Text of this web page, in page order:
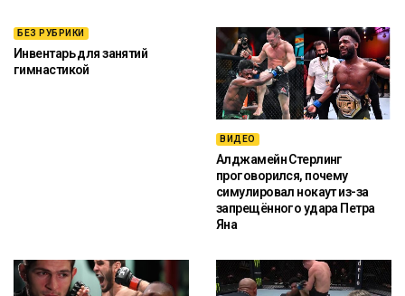
БЕЗ РУБРИКИ
Инвентарь для занятий
гимнастикой
ВИДЕО
Алджамейн Стерлинг
проговорился, почему
симулировал нокаут из-за
запрещённого удара Петра
Яна